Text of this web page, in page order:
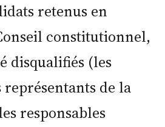
retenus en
constitutionnel,
disqualifiés (les
représentants de la
responsables